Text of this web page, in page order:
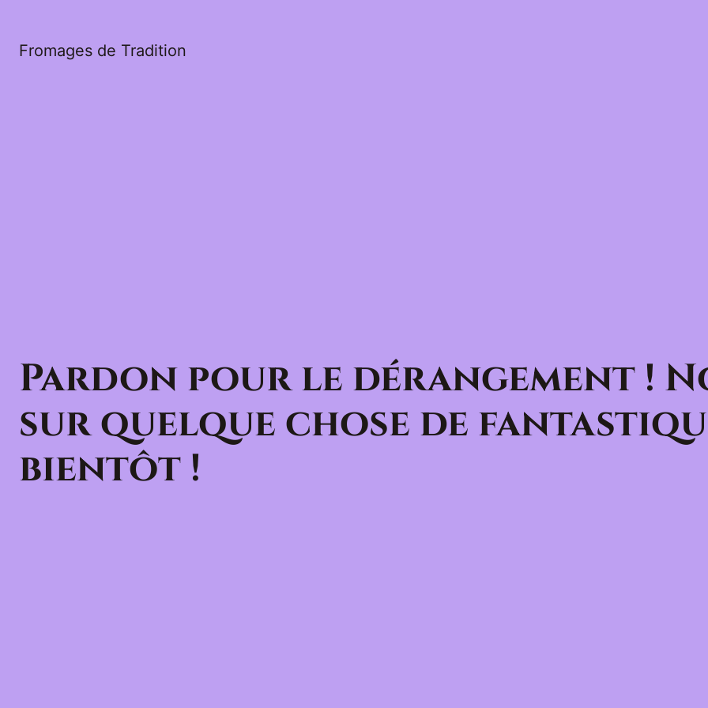
Fromages de Tradition
Pardon pour le dérangement !
sur quelque chose de
bientôt !